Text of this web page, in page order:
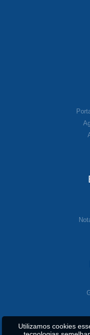
Utilizamos cookies